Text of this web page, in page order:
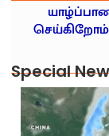
Special